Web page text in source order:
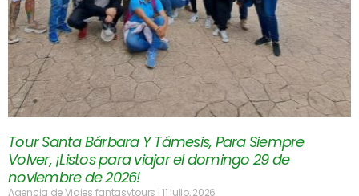
Tour Santa Bárbara Y Támesis, Para Siempre
Volver, ¡Listos para viajar el domingo 29 de
noviembre de 2026!
Agencia de Viajes fantasytours 11 julio, 2026